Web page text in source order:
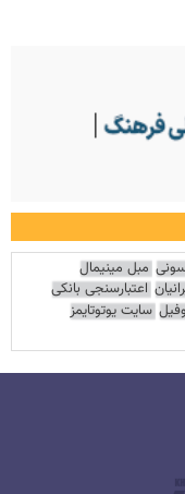
مبل مینیمال
اعتبارسنجی بانکی
سایت یوتوتایمز